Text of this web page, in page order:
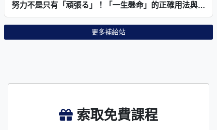
努力不是只有「頑張る」！「一生懸命」的正確用法與適用情境
更多補給站
索取免費課程